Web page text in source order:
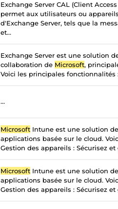
Exchange Server CAL (Client
permet aux utilisateurs ou
d'Exchange Server, tels que la
et...
Exchange Server est une solution
collaboration de Microsoft,
Voici les principales fonctionnalités
...
Microsoft Intune est une solution
applications basée sur le cloud.
Gestion des appareils : Sécurisez et
Microsoft Intune est une solution
applications basée sur le cloud.
Gestion des appareils : Sécurisez et